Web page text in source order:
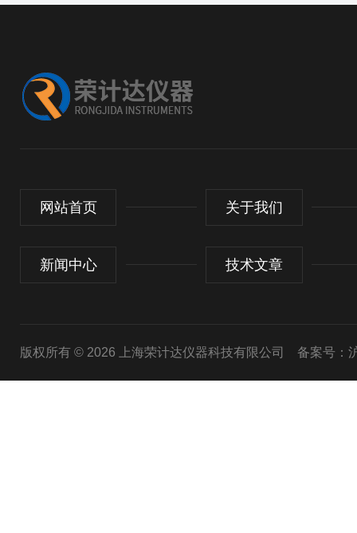
网站首页 关于我们
新闻中心 技术文章
版权所有 © 2026 上海荣计达仪器科技有限公司 备案号：